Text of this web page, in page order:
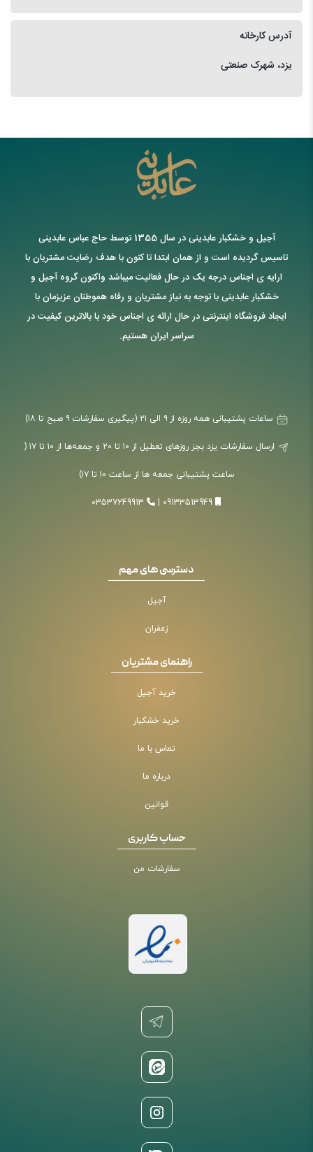
آدرس کارخانه
یزد، شهرک صنعتی
آجیل و خشکبار عابدینی در سال 1355 توسط حاج عباس عابدینی
تاسیس گردیده است و از همان ابتدا تا کنون با هدف رضایت مشتریان با
ارایه ی اجناس درجه یک در حال فعالیت میباشد واکنون گروه آجیل و
خشکبار عابدینی با توجه به نیاز مشتریان و رفاه هموطنان عزیزمان با
ایجاد فروشگاه اینترنتی در حال ارائه ی اجناس خود با بالاترین کیفیت در
سراسر ایران هستیم.
ارسال سفارشات یزد بجز روزهای تعطیل از ۱۰ تا ۲۰ و جمعه‌ها از ۱۰ تا ۱۷ (
ساعت پشتیبانی جمعه ها از ساعت ۱۰ تا ۱۷)
09133513949
03537249913
دسترسی های مهم
آجیل
زعفران
راهنمای مشتریان
خرید آجیل
خرید خشکبار
تماس با ما
درباره ما
قوانین
حساب کاربری
سفارشات من